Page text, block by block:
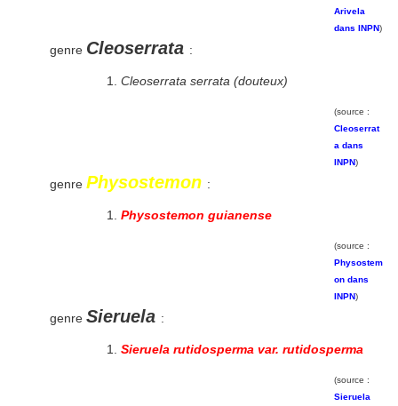
Arivela
dans INPN)
genre Cleoserrata :
Cleoserrata serrata (douteux)
(source :
Cleoserrat
a dans
INPN)
genre Physostemon :
Physostemon guianense
(source :
Physostem
on dans
INPN)
genre Sieruela :
Sieruela rutidosperma var. rutidosperma
(source :
Sieruela